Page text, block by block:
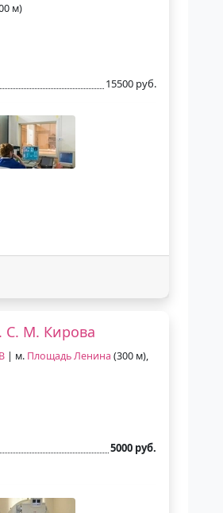
м)
15500 руб.
С. М. Кирова
| м. Площадь Ленина (300 м),
5000 руб.